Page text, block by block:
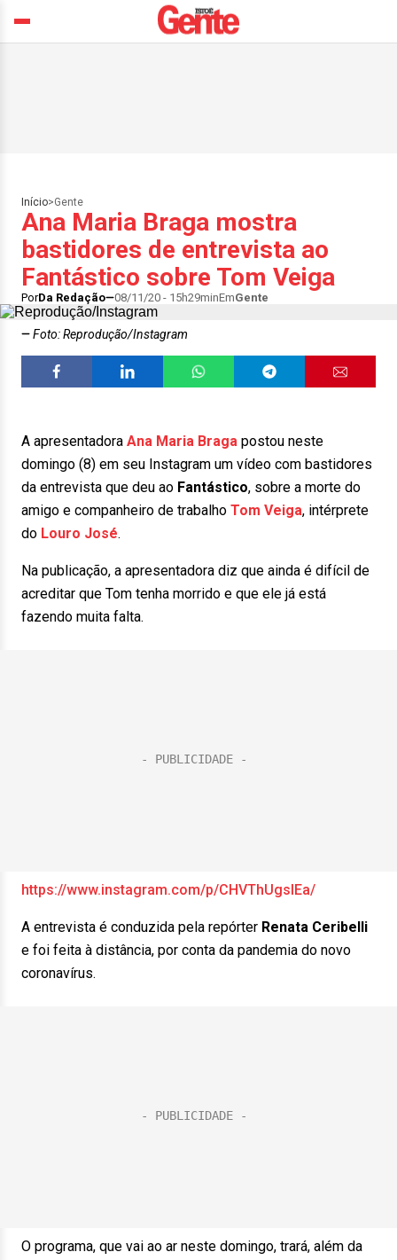
Início>Gente
Ana Maria Braga mostra
bastidores de entrevista ao
Fantástico sobre Tom Veiga
PorDa Redação 08/11/20 - 15h29minEmGente
Foto: Reprodução/Instagram
A apresentadora Ana Maria Braga postou neste
domingo (8) em seu Instagram um vídeo com bastidores
da entrevista que deu ao Fantástico, sobre a morte do
amigo e companheiro de trabalho Tom Veiga, intérprete
do Louro José.
Na publicação, a apresentadora diz que ainda é difícil de
acreditar que Tom tenha morrido e que ele já está
fazendo muita falta.
https://www.instagram.com/p/CHVThUgsIEa/
A entrevista é conduzida pela repórter Renata Ceribelli
e foi feita à distância, por conta da pandemia do novo
coronavírus.
O programa, que vai ao ar neste domingo, trará, além da